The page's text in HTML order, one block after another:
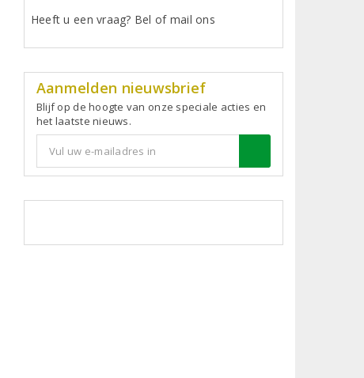
Heeft u een vraag? Bel of mail ons
Aanmelden nieuwsbrief
Blijf op de hoogte van onze speciale acties en
het laatste nieuws.